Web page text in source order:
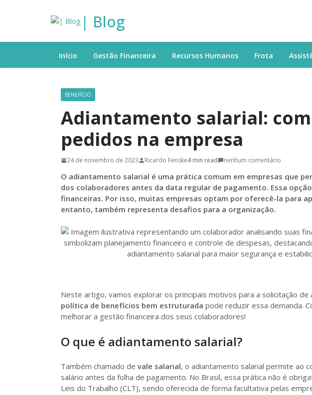
| Blog
Início Gestão Financeira Recursos Humanos Frota
BENEFÍCIO
Adiantamento salarial:
pedidos na empresa
24 de novembro de 2023 Ricardo Fenske4 min read nenhum comentário
O adiantamento salarial é uma prática comum em empresas que
dos colaboradores antes da data regular de pagamento. Essa
financeiras. Por isso, muitas empresas optam por oferecê-la para
entanto, também representa desafios para a organização.
Neste artigo, vamos explorar os principais motivos para a solicitação de
política de benefícios bem estruturada pode reduzir essa demanda.
melhorar a gestão financeira dos seus colaboradores!
O que é adiantamento salarial?
Também chamado de vale salarial, o adiantamento salarial permite ao
salário antes da folha de pagamento. No Brasil, essa prática não é
Leis do Trabalho (CLT), sendo oferecida de forma facultativa pelas